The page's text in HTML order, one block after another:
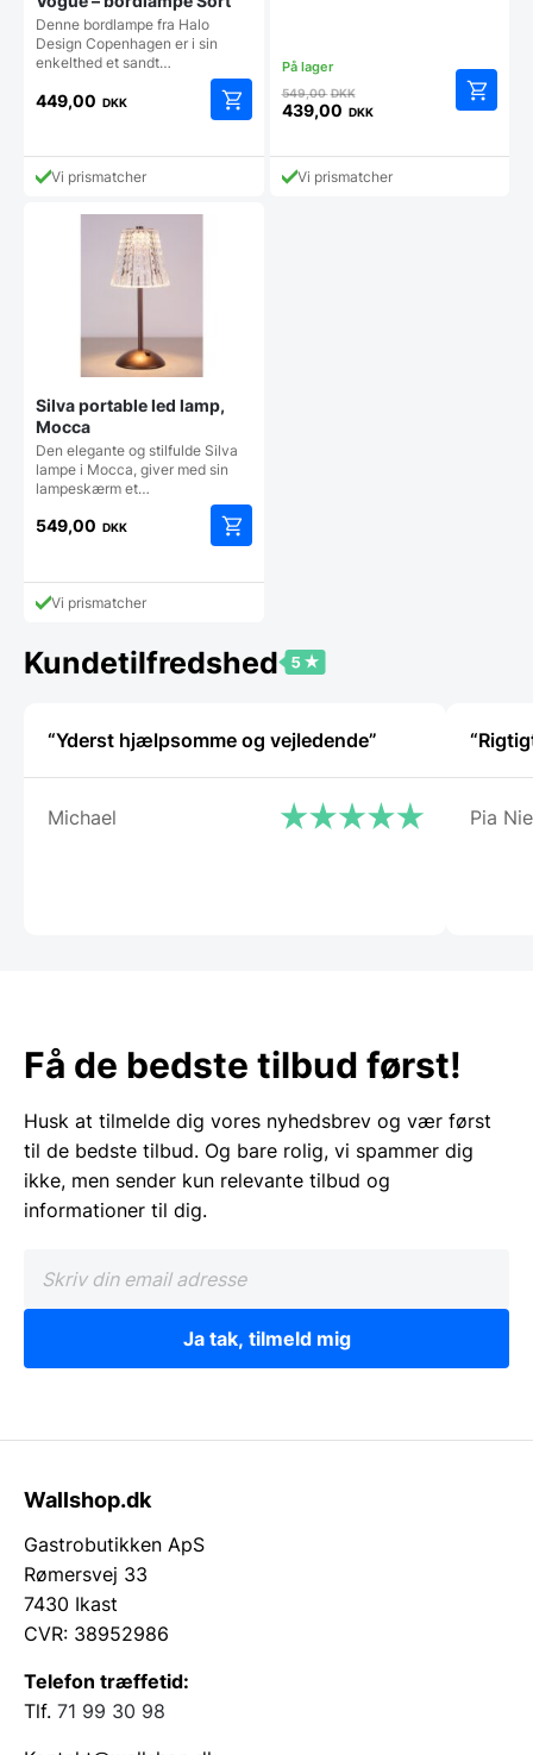
Denne bordlampe fra Halo
Design Copenhagen er i sin
enkelthed et sandt…
449,00 DKK
Vi prismatcher
549,00DKKDen
oprindelige
var:
549,00 DKK.
439,00 DKK
aktuelle
prisVi prismatcher
Silva portable led lamp,
Mocca
Den elegante og stilfulde Silva
lampe i Mocca, giver med sin
lampeskærm et…
549,00 DKK
Vi prismatcher
Kundetilfredshed
“Yderst hjælpsomme og vejledende”
Michael Pia
Få de bedste tilbud først!
Husk at tilmelde dig vores nyhedsbrev og vær først
til de bedste tilbud. Og bare rolig, vi spammer dig
ikke, men sender kun relevante tilbud og
informationer til dig.
Ja tak, tilmeld mig
Wallshop.dk
Gastrobutikken ApS
Rømersvej 33
7430 Ikast
CVR: 38952986
Telefon træffetid:
Tlf. 71 99 30 98